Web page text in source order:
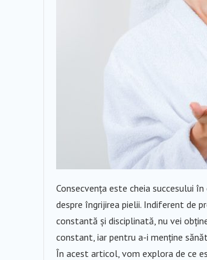
Consecvența este cheia succesului
despre îngrijirea pielii. Indiferent de
constantă și disciplinată, nu vei
constant, iar pentru a-i menține
În acest articol, vom explora de ce